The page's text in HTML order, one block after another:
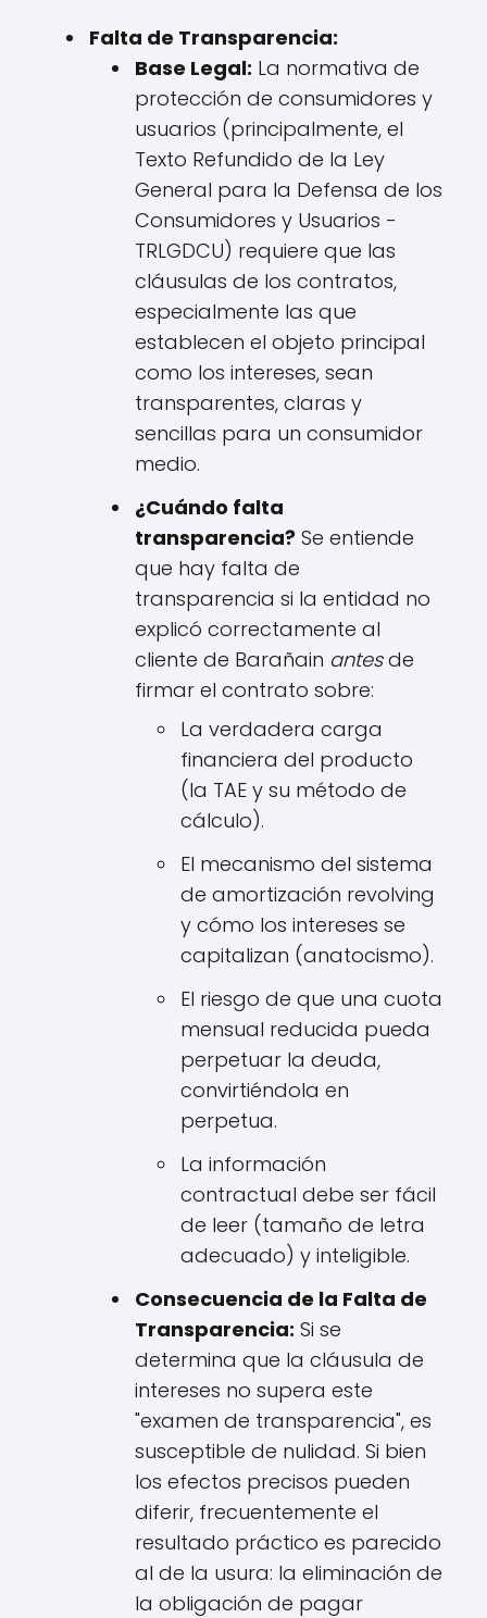
Falta de Transparencia:
Base Legal: La normativa de
protección de consumidores y
usuarios (principalmente, el
Texto Refundido de la Ley
General para la Defensa de los
Consumidores y Usuarios -
TRLGDCU) requiere que las
cláusulas de los contratos,
especialmente las que
establecen el objeto principal
como los intereses, sean
transparentes, claras y
sencillas para un consumidor
medio.
¿Cuándo falta
transparencia? Se entiende
que hay falta de
transparencia si la entidad no
explicó correctamente al
cliente de Barañain antesde
firmar el contrato sobre:
La verdadera carga
financiera del producto
(la TAE y su método de
cálculo).
El mecanismo del sistema
de amortización revolving
y cómo los intereses se
capitalizan (anatocismo).
El riesgo de que una cuota
mensual reducida pueda
perpetuar la deuda,
convirtiéndola en
perpetua.
La información
contractual debe ser fácil
de leer (tamaño de letra
adecuado) y inteligible.
Consecuencia de la Falta de
Transparencia: Si se
determina que la cláusula de
intereses no supera este
"examen de transparencia", es
susceptible de nulidad. Si bien
los efectos precisos pueden
diferir, frecuentemente el
resultado práctico es parecido
al de la usura: la eliminación de
la obligación de pagar